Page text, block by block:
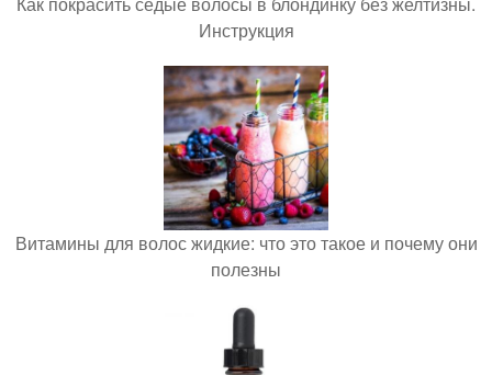
Инструкция
Витамины для волос жидкие: что это такое и почему они
полезны